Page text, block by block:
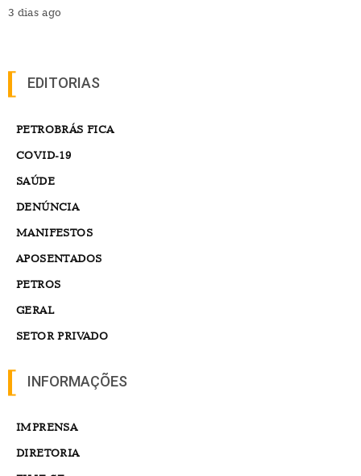
3 dias ago
EDITORIAS
PETROBRÁS FICA
COVID-19
SAÚDE
DENÚNCIA
MANIFESTOS
APOSENTADOS
PETROS
GERAL
SETOR PRIVADO
INFORMAÇÕES
IMPRENSA
DIRETORIA